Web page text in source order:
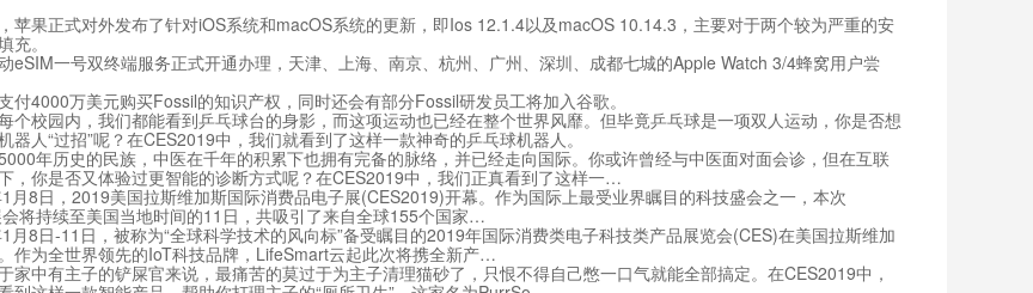
果正式对外发布了针对iOS系统和macOS系统的更新，即Ios 12.1.4以及macOS 10.14.3，主要对于两个较为严重的安
充。
一号双终端服务正式开通办理，天津、上海、南京、杭州、广州、深圳、成都七城的Apple Watch 3/4蜂窝用户尝
4000万美元购买Fossil的知识产权，同时还会有部分Fossil研发员工将加入谷歌。
校园内，我们都能看到乒乓球台的身影，而这项运动也已经在整个世界风靡。但毕竟乒乓球是一项双人运动，你是否想
器人“过招”呢？在CES2019中，我们就看到了这样一款神奇的乒乓球机器人。
年历史的民族，中医在千年的积累下也拥有完备的脉络，并已经走向国际。你或许曾经与中医面对面会诊，但在互联
，你是否又体验过更智能的诊断方式呢？在CES2019中，我们正真看到了这样一…
8日，2019美国拉斯维加斯国际消费品电子展(CES2019)开幕。作为国际上最受业界瞩目的科技盛会之一，本次
将持续至美国当地时间的11日，共吸引了来自全球155个国家…
8日-11日，被称为“全球科学技术的风向标”备受瞩目的2019年国际消费类电子科技类产品展览会(CES)在美国拉斯维加
作为全世界领先的IoT科技品牌，LifeSmart云起此次将携全新产…
中有主子的铲屎官来说，最痛苦的莫过于为主子清理猫砂了，只恨不得自己憋一口气就能全部搞定。在CES2019中，